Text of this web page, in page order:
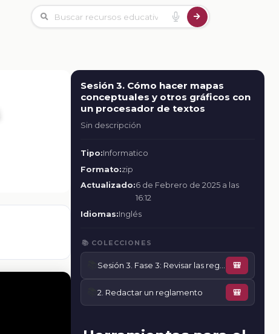
Sesión 3. Cómo hacer mapas
conceptuales y otros gráficos con
un procesador de textos
Sin descripción
Tipo:Informatico
Formato:zip
Actualizado:6 de Febrero de 2025 a las
16:12
Idiomas:Inglés
📚 COLECCIONES
🎒
📚2. Redactar un reglamento 🎒